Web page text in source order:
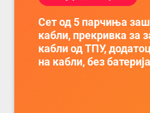
Сет од 5 парчиња
кабли, прекривка за
кабли од ТПУ,
на кабли, без